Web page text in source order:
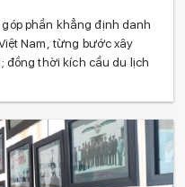
phần khẳng định danh
Nam, từng bước xây
đồng thời kích cầu du lịch